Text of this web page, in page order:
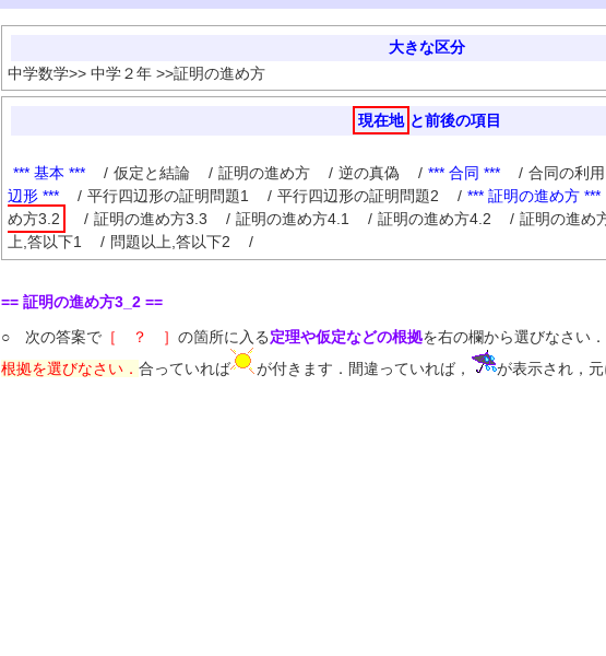
大きな区分
中学数学>> 中学２年 >>証明の進め方
現在地 と前後の項目
*** 基本 *** / 仮定と結論 / 証明の進め方 / 逆の真偽 / *** 合同 *** / 合同の利用
辺形 ***
/ 平行四辺形の証明問題1 / 平行四辺形の証明問題2 / *** 証明の進め方 ***
め方3.2
/ 証明の進め方3.3 / 証明の進め方4.1 / 証明の進め方4.2 / 証明の進め
上,答以下1
/ 問題以上,答以下2 /
== 証明の進め方3_2 ==
○ 次の答案で ［ ？ ］ の箇所に入る定理や仮定などの根拠を右の欄から選びなさい．
根拠を選びなさい． 合っていれば が付きます．間違っていれば， が表示され，元